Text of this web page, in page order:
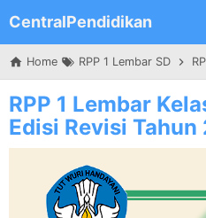
Skip to
CentralPendidikan
Home RPP 1 Lembar SD
RPP 1 Lembar
Edisi Revisi